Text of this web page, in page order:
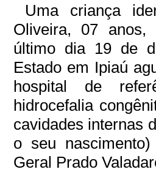
Uma criança
Oliveira, 07 anos,
último dia 19 de
Estado em Ipiaú
hospital de
hidrocefalia
cavidades internas
o seu
Geral Prado